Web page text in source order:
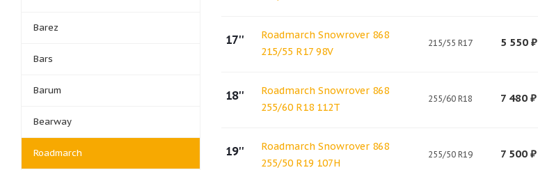
17''
Roadmarch Snowrover 868
215/55 R17 98V
215/55 R17 5 550 ₽
18''
Roadmarch Snowrover 868
255/60 R18 112T
255/60 R18 7 480 ₽
19''
Roadmarch Snowrover 868
255/50 R19 107H
255/50 R19 7 500 ₽
Barez
Bars
Barum
Bearway
Roadmarch